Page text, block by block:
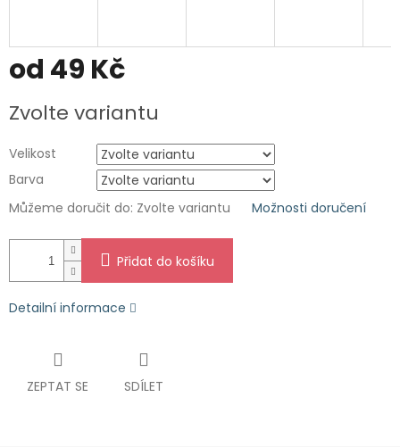
od 49 Kč
cena:
Zvolte variantu
Velikost
Barva
Můžeme doručit do: Zvolte variantu Možnosti doručení
Přidat do košíku
Detailní informace
ZEPTAT SE SDÍLET